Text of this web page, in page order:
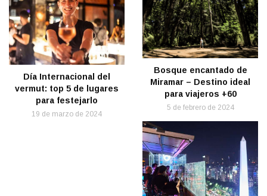
Día Internacional del
vermut: top 5 de lugares
para festejarlo
19 de marzo de 2024
Bosque encantado de
Miramar – Destino ideal
para viajeros +60
5 de febrero de 2024